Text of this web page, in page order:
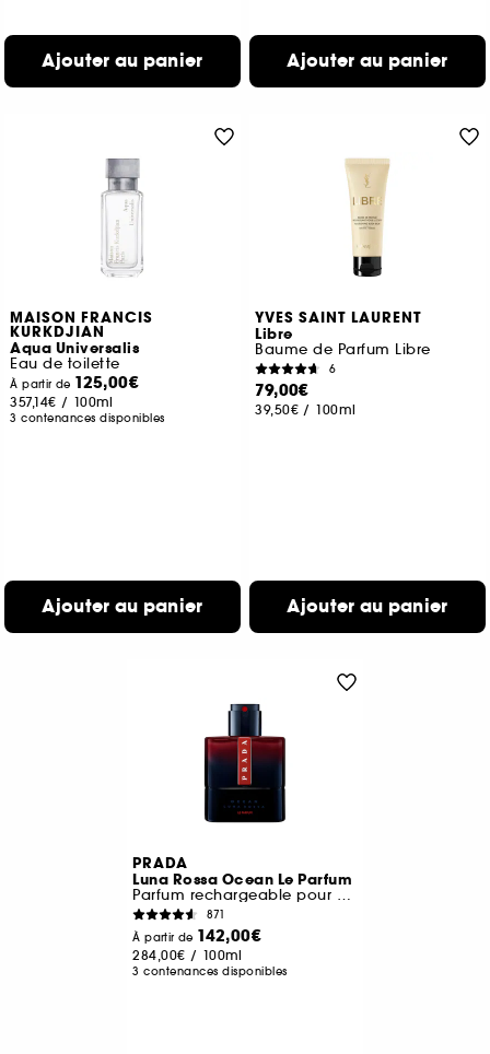
Ajouter au panier Ajouter au panier
MAISON FRANCIS
KURKDJIAN
Aqua Universalis
Eau de toilette
À partir de 125,00€
357,14€ / 100ml
3 contenances disponibles
Ajouter au panier
YVES SAINT LAURENT
Libre
Baume de Parfum Libre
6
79,00€
39,50€ / 100ml
Ajouter au panier
PRADA
Luna Rossa Ocean Le Parfum
Parfum rechargeable pour homme au sillage boisé
871
À partir de 142,00€
284,00€ / 100ml
3 contenances disponibles